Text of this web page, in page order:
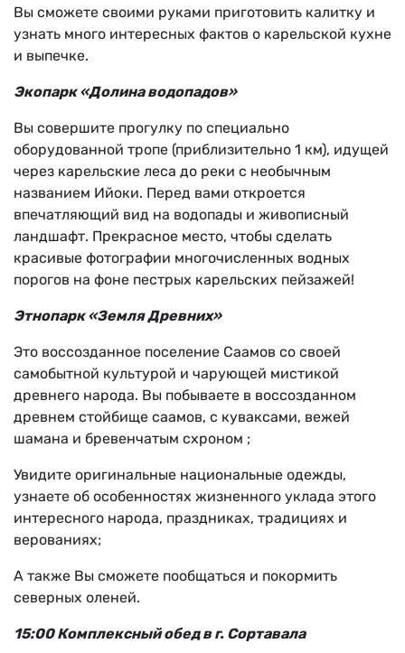
Вы сможете своими руками приготовить калитку и
узнать много интересных фактов о карельской кухне
и выпечке.
Экопарк «Долина водопадов»
Вы совершите прогулку по специально
оборудованной тропе (приблизительно 1 км), идущей
через карельские леса до реки с необычным
названием Ийоки. Перед вами откроется
впечатляющий вид на водопады и живописный
ландшафт. Прекрасное место, чтобы сделать
красивые фотографии многочисленных водных
порогов на фоне пестрых карельских пейзажей!
Этнопарк «Земля Древних»
Это воссозданное поселение Саамов со своей
самобытной культурой и чарующей мистикой
древнего народа. Вы побываете в воссозданном
древнем стойбище саамов, с куваксами, вежей
шамана и бревенчатым схроном ;
Увидите оригинальные национальные одежды,
узнаете об особенностях жизненного уклада этого
интересного народа, праздниках, традициях и
верованиях;
А также Вы сможете пообщаться и покормить
северных оленей.
15:00 Комплексный обед в г. Сортавала